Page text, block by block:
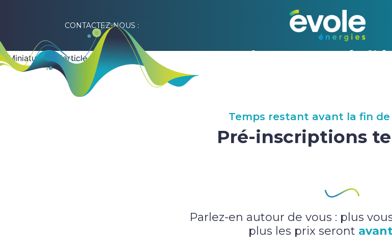
CONTACTEZ-NOUS :
Achat groupé
Temps restant avant la fin de
Pré-inscriptions
Parlez-en autour de vous : plus
plus les prix seront